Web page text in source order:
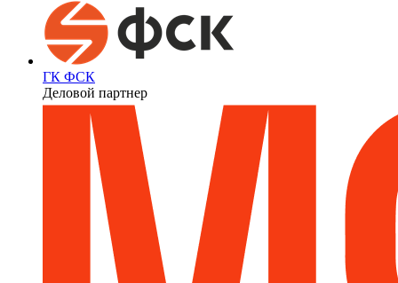
ГК ФСК
Деловой партнер